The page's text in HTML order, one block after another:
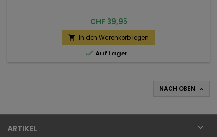
Preis
CHF 39,95
 In den Warenkorb legen
 Auf Lager
NACH OBEN 
ARTIKEL 